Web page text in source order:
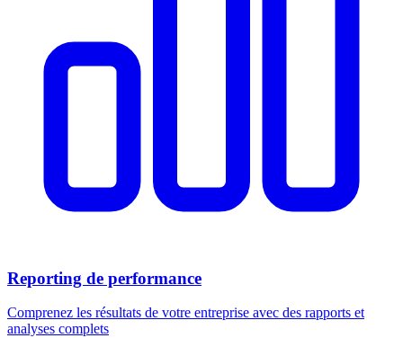
Reporting de performance
Comprenez les résultats de votre entreprise avec des rapports et
analyses complets